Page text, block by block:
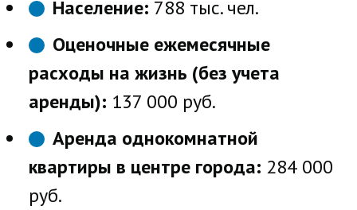
Население: 788 тыс. чел.
Оценочные ежемесячные
расходы на жизнь (без учета
аренды): 137 000 руб.
Аренда однокомнатной
квартиры в центре города: 284 000
руб.